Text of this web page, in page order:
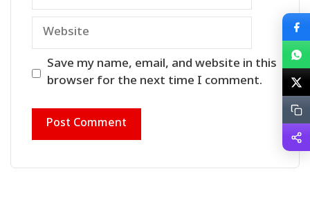
Website
Save my name, email, and website in this
browser for the next time I comment.